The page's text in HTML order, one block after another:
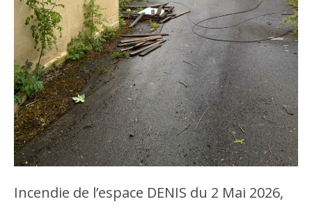
Incendie de l’espace DENIS du 2 Mai 2026,